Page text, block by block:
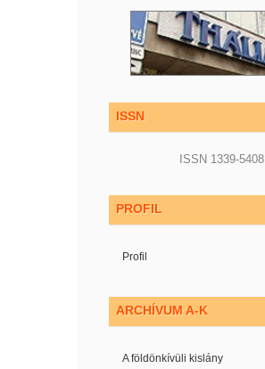
ISSN
ISSN 1339-5408
PROFIL
Profil
ARCHÍVUM A-K
A földönkívüli kislány